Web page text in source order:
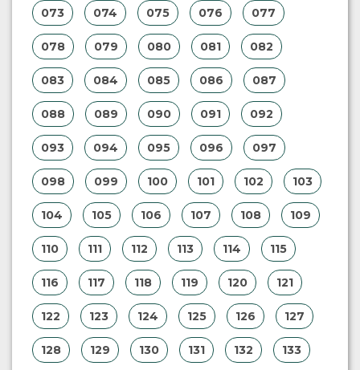
073 074 075 076 077
078 079 080 081 082
083 084 085 086 087
088 089 090 091 092
093 094 095 096 097
098 099 100 101 102 103
104 105 106 107 108 109
110 111 112 113 114 115
116 117 118 119 120 121
122 123 124 125 126 127
128 129 130 131 132 133